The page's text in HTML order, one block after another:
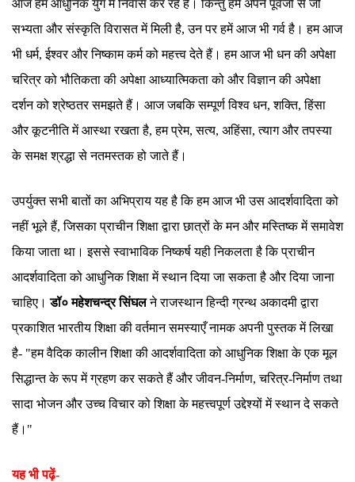
आज हम आधुनिक युग में निवास कर रहे हैं। किन्तु हमें अपने पूर्वजों से जो
सभ्यता और संस्कृति विरासत में मिली है, उन पर हमें आज भी गर्व है। हम आज
भी धर्म, ईश्वर और निष्काम कर्म को महत्त्व देते हैं। हम आज भी धन की अपेक्षा
चरित्र को भौतिकता की अपेक्षा आध्यात्मिकता को और विज्ञान की अपेक्षा
दर्शन को श्रेष्ठतर समझते हैं। आज जबकि सम्पूर्ण विश्व धन, शक्ति, हिंसा
और कूटनीति में आस्था रखता है, हम प्रेम, सत्य, अहिंसा, त्याग और तपस्या
के समक्ष श्रद्धा से नतमस्तक हो जाते हैं।
उपर्युक्त सभी बातों का अभिप्राय यह है कि हम आज भी उस आदर्शवादिता को
नहीं भूले हैं, जिसका प्राचीन शिक्षा द्वारा छात्रों के मन और मस्तिष्क में समावेश
किया जाता था। इससे स्वाभाविक निष्कर्ष यही निकलता है कि प्राचीन
आदर्शवादिता को आधुनिक शिक्षा में स्थान दिया जा सकता है और दिया जाना
चाहिए।डॉ० महेशचन्द्र सिंघलने राजस्थान हिन्दी ग्रन्थ अकादमी द्वारा
प्रकाशित भारतीय शिक्षा की वर्तमान समस्याएँ नामक अपनी पुस्तक में लिखा
है- "हम वैदिक कालीन शिक्षा की आदर्शवादिता को आधुनिक शिक्षा के एक मूल
सिद्धान्त के रूप में ग्रहण कर सकते हैं और जीवन-निर्माण, चरित्र-निर्माण तथा
सादा भोजन और उच्च विचार को शिक्षा के महत्त्वपूर्ण उद्देश्यों में स्थान दे सकते
हैं।"
यह भी पढ़ें-